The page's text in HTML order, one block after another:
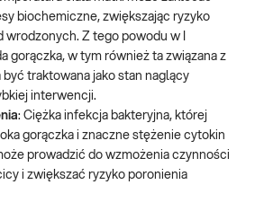
biochemiczne, zwiększając ryzyko
wrodzonych. Z tego powodu w I
gorączka, w tym również ta związana z
być traktowana jako stan naglący
interwencji.
: Ciężka infekcja bakteryjna, której
gorączka i znaczne stężenie cytokin
prowadzić do wzmożenia czynności
i zwiększać ryzyko poronienia